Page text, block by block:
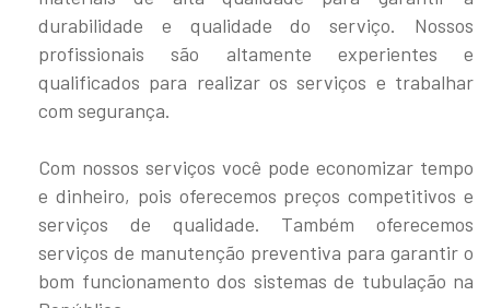
durabilidade e qualidade do serviço. Nossos
profissionais são altamente experientes e
qualificados para realizar os serviços e trabalhar
com segurança.
Com nossos serviços você pode economizar tempo
e dinheiro, pois oferecemos preços competitivos e
serviços de qualidade. Também oferecemos
serviços de manutenção preventiva para garantir o
bom funcionamento dos sistemas de tubulação na